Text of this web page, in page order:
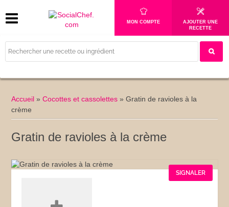
MON COMPTE
AJOUTER UNE
RECETTE
Accueil »Cocottes et cassolettes »Gratin de ravioles à la
crème
Gratin de ravioles à la crème
SIGNALER